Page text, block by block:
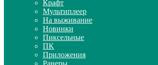
Крафт
Мультиплеер
На выживание
Новинки
Пиксельные
ПК
Приложения
Ранеры